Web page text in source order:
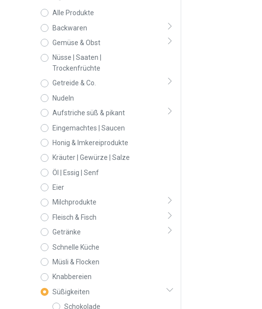
Alle Produkte
Backwaren
Gemüse & Obst
Nüsse | Saaten |
Trockenfrüchte
Getreide & Co.
Nudeln
Aufstriche süß & pikant
Eingemachtes | Saucen
Honig & Imkereiprodukte
Kräuter | Gewürze | Salze
Öl | Essig | Senf
Eier
Milchprodukte
Fleisch & Fisch
Getränke
Schnelle Küche
Müsli & Flocken
Knabbereien
Süßigkeiten
Schokolade